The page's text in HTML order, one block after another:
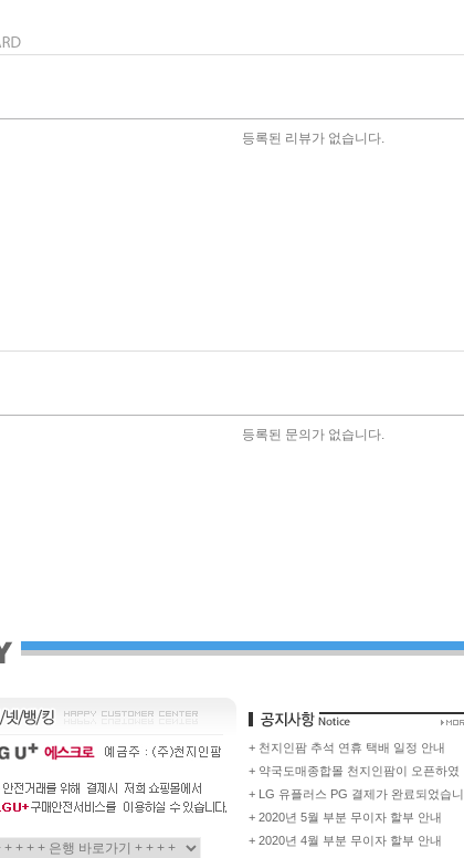
등록된 리뷰가 없습니다.
등록된 문의가 없습니다.
+ 천지인팜 추석 연휴 택배 일정 안내
+ 약국도매종합몰 천지인팜이 오픈하였
+ LG 유플러스 PG 결제가 완료되었습니
+ 2020년 5월 부분 무이자 할부 안내
+ 2020년 4월 부분 무이자 할부 안내